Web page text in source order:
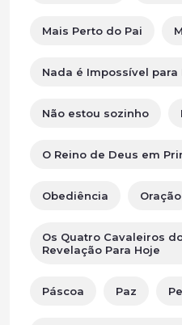
Mais Perto do Pai
Nada é Impossível para
Não estou sozinho
O Reino de Deus em
Obediência Oração
Os Quatro Cavaleiros
Revelação Para Hoje
Páscoa Paz